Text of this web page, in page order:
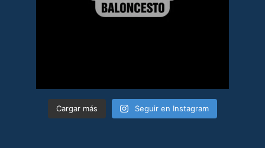
Cargar más Seguir en Instagram